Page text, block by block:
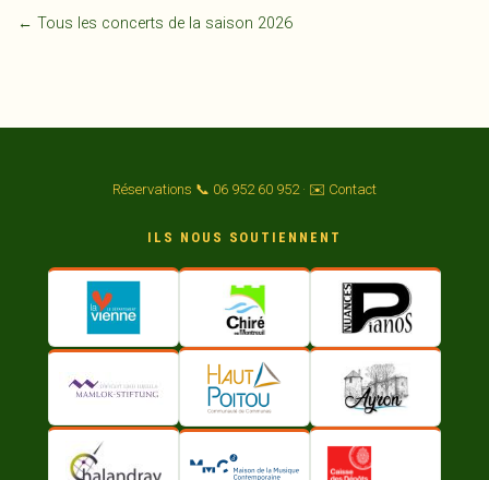
← Tous les concerts de la saison 2026
Réservations 📞 06 952 60 952 · ✉️ Contact